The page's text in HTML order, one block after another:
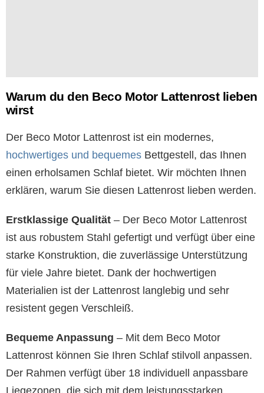
Warum du den Beco Motor Lattenrost lieben
wirst
Der Beco Motor Lattenrost ist ein modernes,
hochwertiges und bequemes Bettgestell, das Ihnen
einen erholsamen Schlaf bietet. Wir möchten Ihnen
erklären, warum Sie diesen Lattenrost lieben werden.
Erstklassige Qualität – Der Beco Motor Lattenrost
ist aus robustem Stahl gefertigt und verfügt über eine
starke Konstruktion, die zuverlässige Unterstützung
für viele Jahre bietet. Dank der hochwertigen
Materialien ist der Lattenrost langlebig und sehr
resistent gegen Verschleiß.
Bequeme Anpassung – Mit dem Beco Motor
Lattenrost können Sie Ihren Schlaf stilvoll anpassen.
Der Rahmen verfügt über 18 individuell anpassbare
Liegezonen, die sich mit dem leistungsstarken